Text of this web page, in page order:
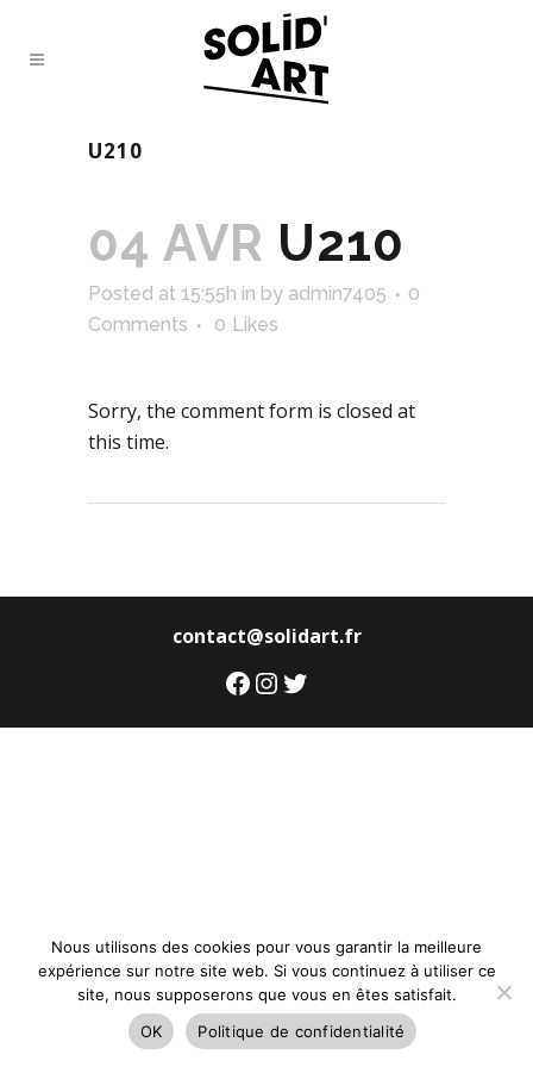
U210
04 AVR U210
Posted at 15:55h in by admin7405
0
Comments
0 Likes
Sorry, the comment form is closed at
this time.
contact@solidart.fr
Facebook
Instagram
Twitter
Nous utilisons des cookies pour vous garantir la meilleure
expérience sur notre site web. Si vous continuez à utiliser ce
site, nous supposerons que vous en êtes satisfait.
OK
Politique de confidentialité